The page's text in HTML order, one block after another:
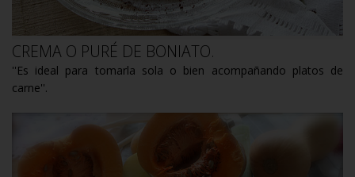
CREMA O PURÉ DE BONIATO.
''Es ideal para tomarla sola o bien acompañando platos de
carne''.